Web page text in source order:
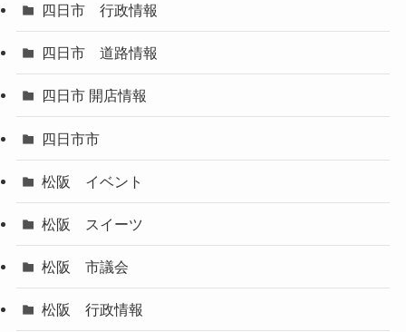
四日市 行政情報
四日市 道路情報
四日市 開店情報
四日市市
松阪 イベント
松阪 スイーツ
松阪 市議会
松阪 行政情報